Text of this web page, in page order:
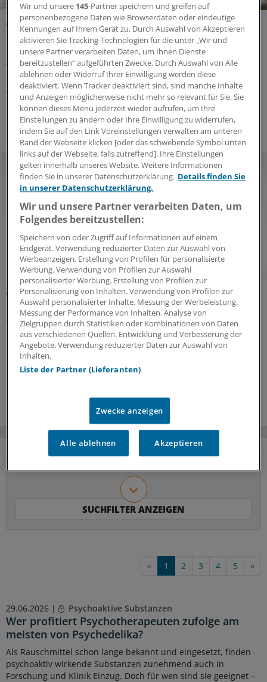
Pflanzenheilkunde
Phytotherapie bei Krebs: Kräuter und Wurzeln
mit Wechselwirkungspotenzial!
Viele Patienten und Patientinnen in der Onkologie
möchten ihr Befinden mit pflanzlichen Heilmitteln
verbessern. Nicht immer verträgt sich das mit der
Primärtherapie. Ein Überblick über die wichtigsten
Phytopharmaka.
Alkoholsucht
Cannabidiol reduziert wohl das Verlangen nach
Alkohol
Cannabidiol (CBD) könnte bei der Therapie
alkoholkranker Personen helfen. In einer kleinen
randomisierten Studie hatten die Teilnehmer nach CBD-
Einnahme ein geringeres Verlangen nach Alkohol als die
« 1 2 3 4 5 »
29.06.2026 | Psychoaktive Substanzen
Wer profitiert Psychotherapeuten zufolge am
meisten von Psychedelika?
Als Rauschmittel schon lange bekannt und eingesetzt, finden
psychoaktiv wirkende Substanzen zunehmend auch in
Forschung und Klinik Einzug. Doch für wen sind sie geeignet –
Wir und unsere 145-Partner speichern und greifen auf
personenbezogene Daten wie Browserdaten oder eindeutige
Kennungen auf Ihrem Gerät zu. Durch Auswahl von Akzeptieren
aktivieren Sie Tracking-Technologien für die unter „Wir und
unsere Partner verarbeiten Daten, um Ihnen Dienste
bereitzustellen“ aufgeführten Zwecke. Durch Auswahl von Alle
ablehnen oder Widerruf Ihrer Einwilligung werden diese
deaktiviert. Wenn Tracker deaktiviert sind, sind manche Inhalte
und Anzeigen möglicherweise nicht mehr so relevant für Sie. Sie
können dieses Menü jederzeit wieder aufrufen, um Ihre
Einstellungen zu ändern oder Ihre Einwilligung zu widerrufen,
indem Sie auf den Link Voreinstellungen verwalten am unteren
Rand der Webseite klicken [oder das schwebende Symbol unten
links auf der Webseite, falls zutreffend]. Ihre Einstellungen
gelten innerhalb unseres Website. Weitere Informationen
finden Sie in unserer Datenschutzerklärung. Details finden Sie
in unserer Datenschutzerklärung.
Wir und unsere Partner verarbeiten Daten, um
Folgendes bereitzustellen:
Speichern von oder Zugriff auf Informationen auf einem
Endgerät. Verwendung reduzierter Daten zur Auswahl von
Werbeanzeigen. Erstellung von Profilen für personalisierte
Werbung. Verwendung von Profilen zur Auswahl
personalisierter Werbung. Erstellung von Profilen zur
Personalisierung von Inhalten. Verwendung von Profilen zur
Auswahl personalisierter Inhalte. Messung der Werbeleistung.
Messung der Performance von Inhalten. Analyse von
Zielgruppen durch Statistiken oder Kombinationen von Daten
aus verschiedenen Quellen. Entwicklung und Verbesserung der
Angebote. Verwendung reduzierter Daten zur Auswahl von
Inhalten.
Liste der Partner (Lieferanten)
Zwecke anzeigen
Alle ablehnen Akzeptieren